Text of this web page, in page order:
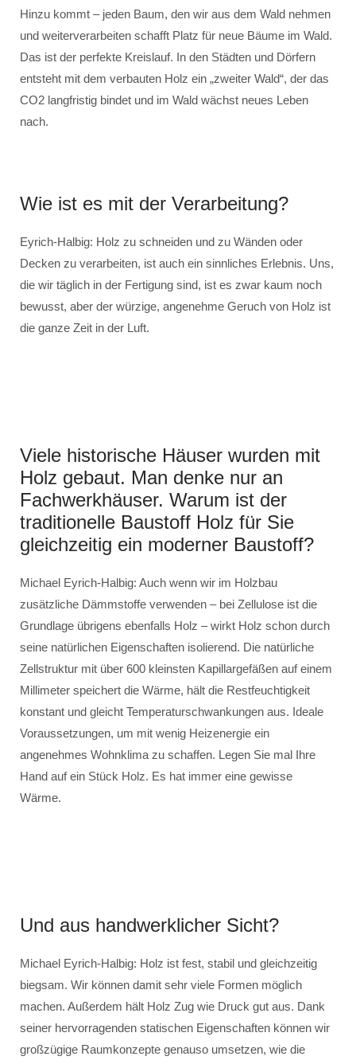
Hinzu kommt – jeden Baum, den wir aus dem Wald nehmen
und weiterverarbeiten schafft Platz für neue Bäume im Wald.
Das ist der perfekte Kreislauf. In den Städten und Dörfern
entsteht mit dem verbauten Holz ein „zweiter Wald“, der das
CO2 langfristig bindet und im Wald wächst neues Leben
nach.
Wie ist es mit der Verarbeitung?
Eyrich-Halbig: Holz zu schneiden und zu Wänden oder
Decken zu verarbeiten, ist auch ein sinnliches Erlebnis. Uns,
die wir täglich in der Fertigung sind, ist es zwar kaum noch
bewusst, aber der würzige, angenehme Geruch von Holz ist
die ganze Zeit in der Luft.
Viele historische Häuser wurden mit
Holz gebaut. Man denke nur an
Fachwerkhäuser. Warum ist der
traditionelle Baustoff Holz für Sie
gleichzeitig ein moderner Baustoff?
Michael Eyrich-Halbig: Auch wenn wir im Holzbau
zusätzliche Dämmstoffe verwenden – bei Zellulose ist die
Grundlage übrigens ebenfalls Holz – wirkt Holz schon durch
seine natürlichen Eigenschaften isolierend. Die natürliche
Zellstruktur mit über 600 kleinsten Kapillargefäßen auf einem
Millimeter speichert die Wärme, hält die Restfeuchtigkeit
konstant und gleicht Temperaturschwankungen aus. Ideale
Voraussetzungen, um mit wenig Heizenergie ein
angenehmes Wohnklima zu schaffen. Legen Sie mal Ihre
Hand auf ein Stück Holz. Es hat immer eine gewisse
Wärme.
Und aus handwerklicher Sicht?
Michael Eyrich-Halbig: Holz ist fest, stabil und gleichzeitig
biegsam. Wir können damit sehr viele Formen möglich
machen. Außerdem hält Holz Zug wie Druck gut aus. Dank
seiner hervorragenden statischen Eigenschaften können wir
großzügige Raumkonzepte genauso umsetzen, wie die